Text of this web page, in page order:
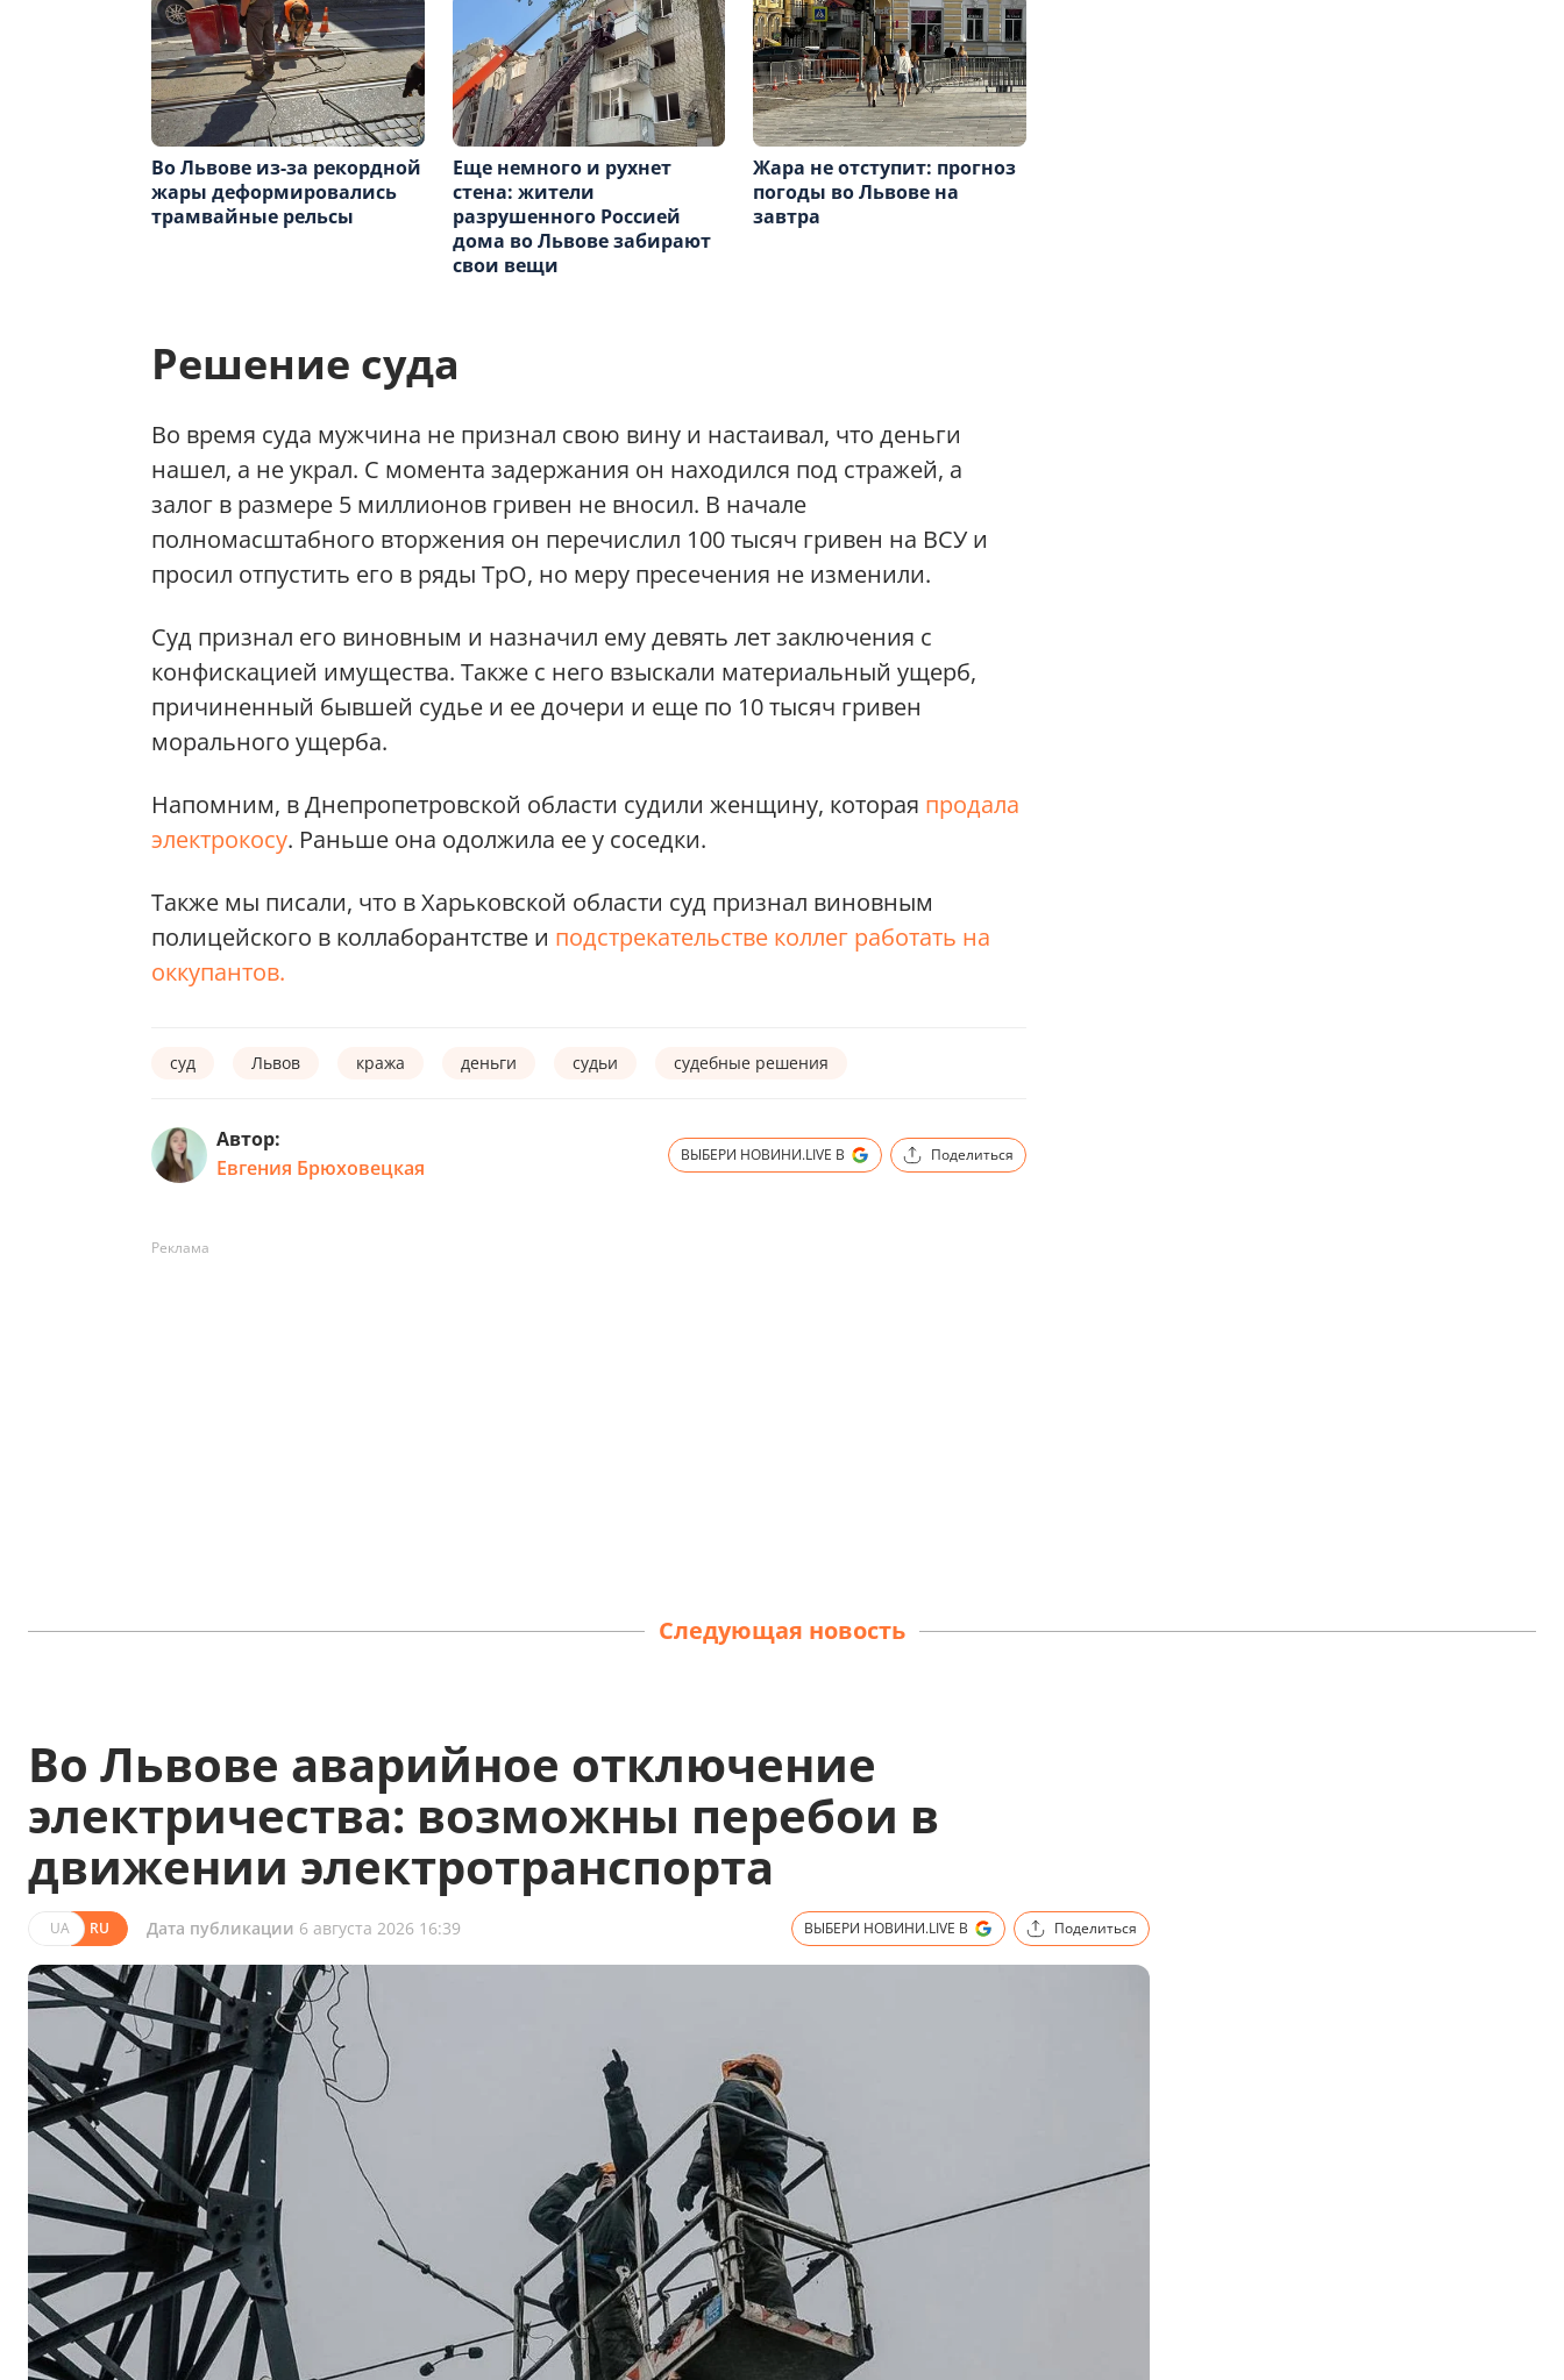
Во Львове из-за рекордной
жары деформировались
трамвайные рельсы
Еще немного и рухнет
стена: жители
разрушенного Россией
дома во Львове забирают
свои вещи
Жара не отступит: прогноз
погоды во Львове на
завтра
Решение суда
Во время суда мужчина не признал свою вину и настаивал, что деньги
нашел, а не украл. С момента задержания он находился под стражей, а
залог в размере 5 миллионов гривен не вносил. В начале
полномасштабного вторжения он перечислил 100 тысяч гривен на ВСУ и
просил отпустить его в ряды ТрО, но меру пресечения не изменили.
Суд признал его виновным и назначил ему девять лет заключения с
конфискацией имущества. Также с него взыскали материальный ущерб,
причиненный бывшей судье и ее дочери и еще по 10 тысяч гривен
морального ущерба.
Напомним, в Днепропетровской области судили женщину, которая продала
электрокосу. Раньше она одолжила ее у соседки.
Также мы писали, что в Харьковской области суд признал виновным
полицейского в коллаборантстве и подстрекательстве коллег работать на
оккупантов.
суд Львов кража деньги судьи судебные решения
Автор:
Евгения Брюховецкая
ВЫБЕРИ НОВИНИ.LIVE В Поделиться
Реклама
Следующая новость
Во Львове аварийное отключение
электричества: возможны перебои в
движении электротранспорта
UA RU Дата публикации 6 августа 2026 16:39 ВЫБЕРИ НОВИНИ.LIVE В Поделиться